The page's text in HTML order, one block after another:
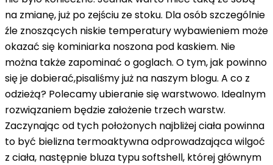
na zmianę, już po zejściu ze stoku. Dla osób szczególnie
źle znoszących niskie temperatury wybawieniem może
okazać się kominiarka noszona pod kaskiem. Nie
można także zapominać o goglach. O tym, jak powinno
się je dobierać,pisaliśmy już na naszym blogu. A co z
odzieżą? Polecamy ubieranie się warstwowo. Idealnym
rozwiązaniem będzie założenie trzech warstw.
Zaczynając od tych położonych najbliżej ciała powinna
to być bielizna termoaktywna odprowadzająca wilgoć
z ciała, następnie bluza typu softshell, której głównym